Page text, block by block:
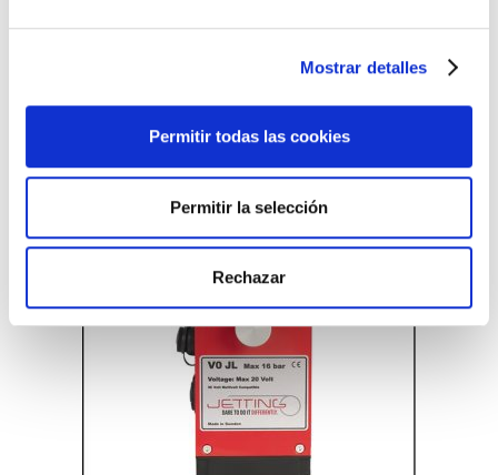
Mostrar detalles
Permitir todas las cookies
Permitir la selección
Rechazar